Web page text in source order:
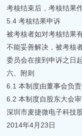
考核结束后，考核结果
5.4 考核结果申诉
被考核者如对考核结果
不能妥善解决，被考核
委员会在接到申诉之日
六、附则
6.1 本制度由董事会负
6.2 本制度自股东大会
深圳市麦捷微电子科技
2014年4月23日